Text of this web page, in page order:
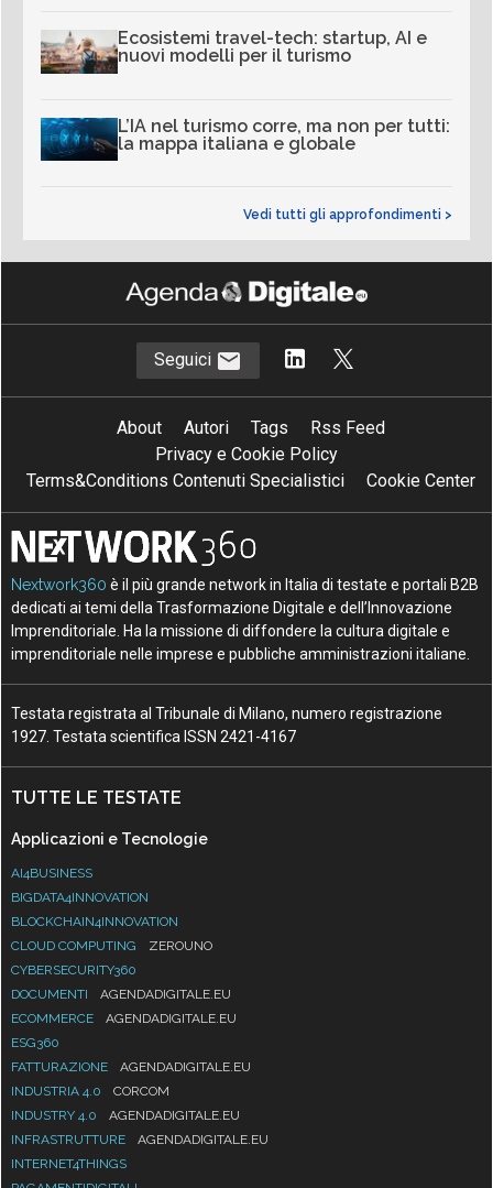
Ecosistemi travel-tech: startup, AI e
nuovi modelli per il turismo
L’IA nel turismo corre, ma non per tutti:
la mappa italiana e globale
Vedi tutti gli approfondimenti >
Seguici
About Autori Tags
Rss Feed
Privacy e Cookie Policy
Terms&Conditions Contenuti Specialistici
Cookie Center
Nextwork360 è il più grande network in Italia di testate e portali B2B
dedicati ai temi della Trasformazione Digitale e dell’Innovazione
Imprenditoriale. Ha la missione di diffondere la cultura digitale e
imprenditoriale nelle imprese e pubbliche amministrazioni italiane.
Testata registrata al Tribunale di Milano, numero registrazione
1927. Testata scientifica ISSN 2421-4167
TUTTE LE TESTATE
Applicazioni e Tecnologie
AI4BUSINESS
BIGDATA4INNOVATION
BLOCKCHAIN4INNOVATION
CLOUD COMPUTING
ZEROUNO
CYBERSECURITY360
DOCUMENTI
AGENDADIGITALE.EU
ECOMMERCE
AGENDADIGITALE.EU
ESG360
FATTURAZIONE
AGENDADIGITALE.EU
INDUSTRIA 4.0
CORCOM
INDUSTRY 4.0
AGENDADIGITALE.EU
INFRASTRUTTURE
AGENDADIGITALE.EU
INTERNET4THINGS